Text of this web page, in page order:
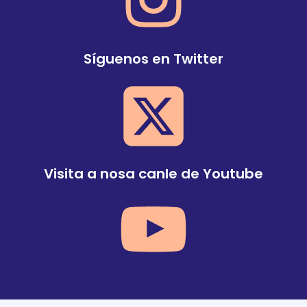
Síguenos en Twitter
Visita a nosa canle de Youtube